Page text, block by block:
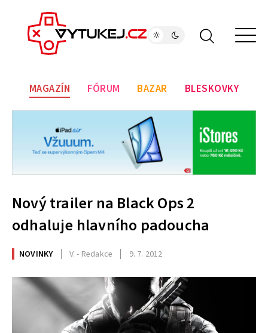
MAGAZÍN FÓRUM BAZAR BLESKOVKY
Nový trailer na Black Ops 2
odhaluje hlavního padoucha
NOVINKY V. - Redakce 9. 7. 2012